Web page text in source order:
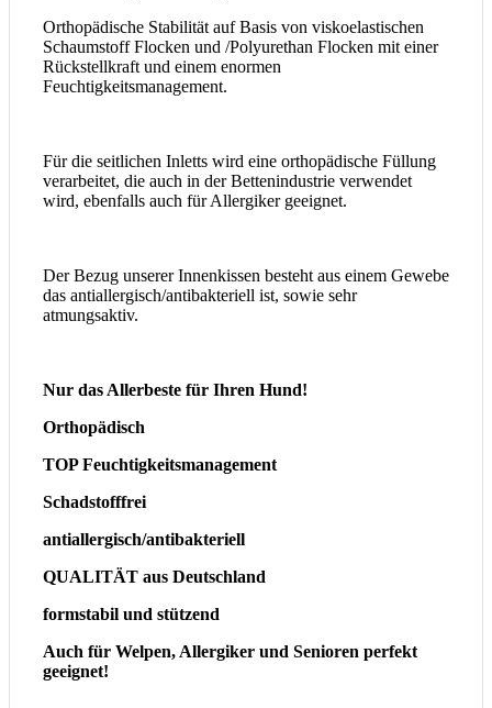
Orthopädische Stabilität auf Basis von viskoelastischen
Schaumstoff Flocken und /Polyurethan Flocken mit einer
Rückstellkraft und einem enormen
Feuchtigkeitsmanagement.
Für die seitlichen Inletts wird eine orthopädische Füllung
verarbeitet, die auch in der Bettenindustrie verwendet
wird, ebenfalls auch für Allergiker geeignet.
Der Bezug unserer Innenkissen besteht aus einem Gewebe
das antiallergisch/antibakteriell ist, sowie sehr
atmungsaktiv.
Nur das Allerbeste für Ihren Hund!
Orthopädisch
TOP Feuchtigkeitsmanagement
Schadstofffrei
antiallergisch/antibakteriell
QUALITÄT aus Deutschland
formstabil und stützend
Auch für Welpen, Allergiker und Senioren perfekt
geeignet!